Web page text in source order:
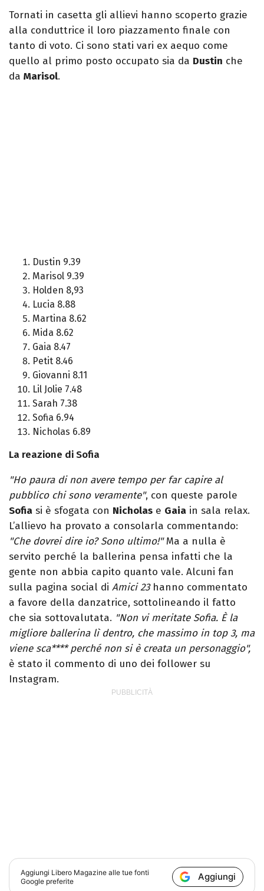
Tornati in casetta gli allievi hanno scoperto grazie
alla conduttrice il loro piazzamento finale con
tanto di voto. Ci sono stati vari ex aequo come
quello al primo posto occupato sia da Dustin che
da Marisol.
Dustin 9.39
Marisol 9.39
Holden 8,93
Lucia 8.88
Martina 8.62
Mida 8.62
Gaia 8.47
Petit 8.46
Giovanni 8.11
Lil Jolie 7.48
Sarah 7.38
Sofia 6.94
Nicholas 6.89
La reazione di Sofia
"Ho paura di non avere tempo per far capire al
pubblico chi sono veramente", con queste parole
Sofia si è sfogata con Nicholas e Gaia in sala relax.
L’allievo ha provato a consolarla commentando:
"Che dovrei dire io? Sono ultimo!"Ma a nulla è
servito perché la ballerina pensa infatti che la
gente non abbia capito quanto vale. Alcuni fan
sulla pagina social di Amici 23hanno commentato
a favore della danzatrice, sottolineando il fatto
che sia sottovalutata. "Non vi meritate Sofia. È la
migliore ballerina lì dentro, che massimo in top 3, ma
viene sca**** perché non si è creata un personaggio",
è stato il commento di uno dei follower su
Instagram.
Aggiungi Libero Magazine alle tue fonti
Google preferite
Aggiungi